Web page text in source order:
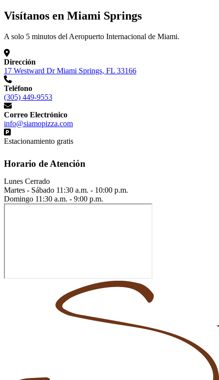
Visítanos en Miami Springs
A solo 5 minutos del Aeropuerto Internacional de Miami.
Dirección
17 Westward Dr Miami Springs, FL 33166
Teléfono
(305) 449-9553
Correo Electrónico
info@siamopizza.com
Estacionamiento gratis
Horario de Atención
Lunes Cerrado
Martes - Sábado 11:30 a.m. - 10:00 p.m.
Domingo 11:30 a.m. - 9:00 p.m.